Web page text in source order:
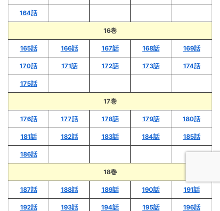
164話
16巻
165話 166話 167話 168話 169話
170話 171話 172話 173話 174話
175話
17巻
176話 177話 178話 179話 180話
181話 182話 183話 184話 185話
186話
18巻
187話 188話 189話 190話 191話
192話 193話 194話 195話 196話